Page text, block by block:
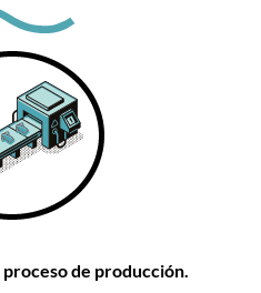
proceso de producción.